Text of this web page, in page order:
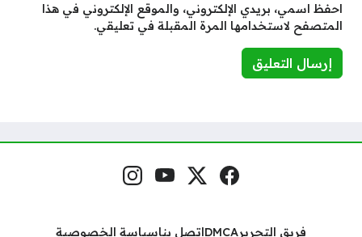
احفظ اسمي، بريدي الإلكتروني، والموقع الإلكتروني في هذا
المتصفح لاستخدامها المرة المقبلة في تعليقي.
مواقع التواصل فيسبوكمنصة إكس
يوتيوبإنستغرام
فريق التحريرDMCAاتصل بناسياسة الخصوصية